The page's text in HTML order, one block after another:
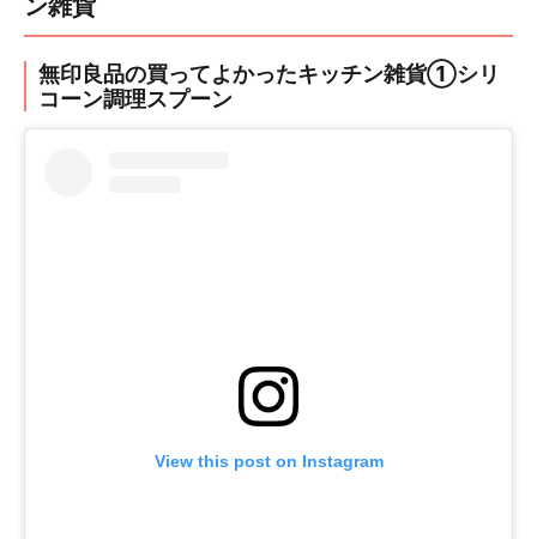
ン雑貨
無印良品の買ってよかったキッチン雑貨①シリ
コーン調理スプーン
View this post on Instagram